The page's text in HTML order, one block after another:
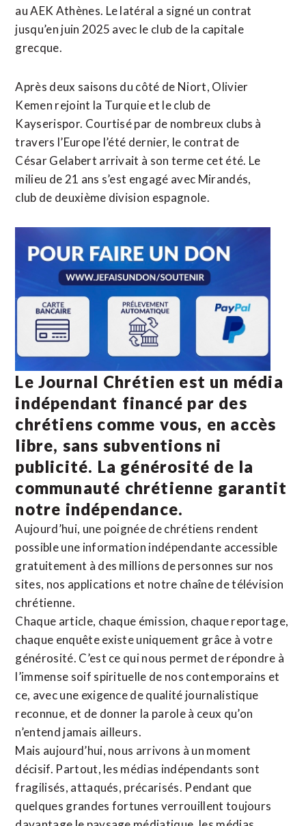
au AEK Athènes. Le latéral a signé un contrat
jusqu’en juin 2025 avec le club de la capitale
grecque.
Après deux saisons du côté de Niort, Olivier
Kemen rejoint la Turquie et le club de
Kayserispor. Courtisé par de nombreux clubs à
travers l’Europe l’été dernier, le contrat de
César Gelabert arrivait à son terme cet été. Le
milieu de 21 ans s’est engagé avec Mirandés,
club de deuxième division espagnole.
Le Journal Chrétien est un média
indépendant financé par des
chrétiens comme vous, en accès
libre, sans subventions ni
publicité. La générosité de la
communauté chrétienne garantit
notre indépendance.
Aujourd’hui, une poignée de chrétiens rendent
possible une information indépendante accessible
gratuitement à des millions de personnes sur nos
sites, nos applications et notre chaîne de télévision
chrétienne.
Chaque article, chaque émission, chaque reportage,
chaque enquête existe uniquement grâce à votre
générosité. C’est ce qui nous permet de répondre à
l’immense soif spirituelle de nos contemporains et
ce, avec une exigence de qualité journalistique
reconnue, et de donner la parole à ceux qu’on
n’entend jamais ailleurs.
Mais aujourd’hui, nous arrivons à un moment
décisif. Partout, les médias indépendants sont
fragilisés, attaqués, précarisés. Pendant que
quelques grandes fortunes verrouillent toujours